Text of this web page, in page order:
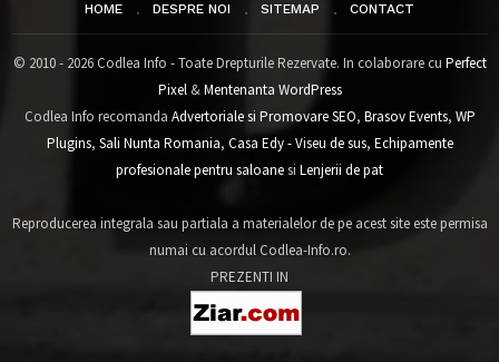
HOME DESPRE NOI SITEMAP CONTACT
© 2010 - 2026 Codlea Info - Toate Drepturile Rezervate. In colaborare cu Perfect
Pixel&Mentenanta WordPress
Codlea Info recomanda Advertoriale si Promovare SEO, Brasov Events, WP
Plugins, Sali Nunta Romania, Casa Edy - Viseu de sus, Echipamente
profesionale pentru saloanesi Lenjerii de pat
Reproducerea integrala sau partiala a materialelor de pe acest site este permisa
numai cu acordul Codlea-Info.ro.
PREZENTI IN